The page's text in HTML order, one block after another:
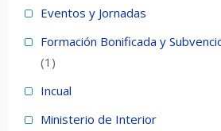
Eventos y Jornadas
Formación Bonificada y
(1)
Incual
Ministerio de Interior